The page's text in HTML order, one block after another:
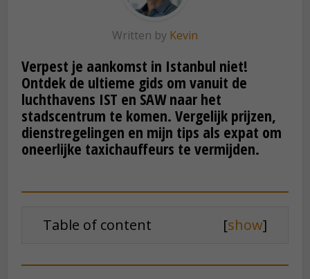
Written by Kevin
Verpest je aankomst in Istanbul niet!
Ontdek de ultieme gids om vanuit de
luchthavens IST en SAW naar het
stadscentrum te komen. Vergelijk prijzen,
dienstregelingen en mijn tips als expat om
oneerlijke taxichauffeurs te vermijden.
Table of content [show]